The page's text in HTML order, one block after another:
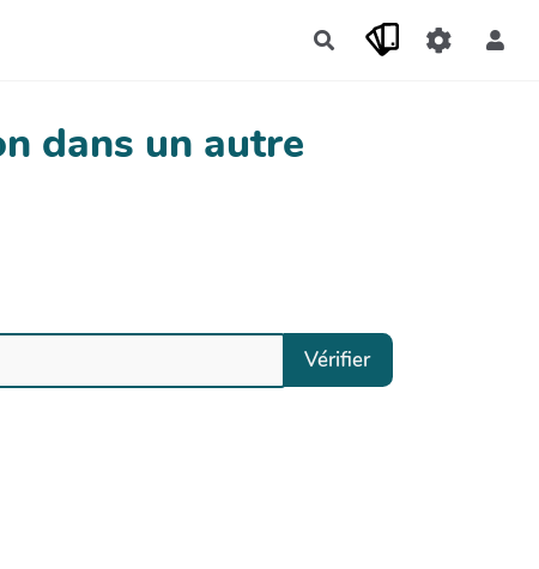
Rechercher
dans un autre
Vérifier